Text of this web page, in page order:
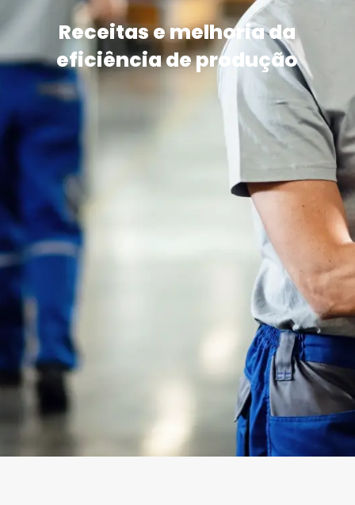
Receitas e melhoria da
eficiência de produção